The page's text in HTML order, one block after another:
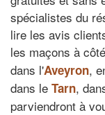
spécialistes du
lire les avis
les maçons à
dans l'Aveyron,
dans le Tarn,
parviendront à